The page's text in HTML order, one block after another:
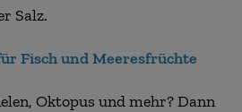
Salz.
Fisch und Meeresfrüchte
Oktopus und mehr? Dann